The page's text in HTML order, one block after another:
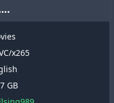
x265
GB